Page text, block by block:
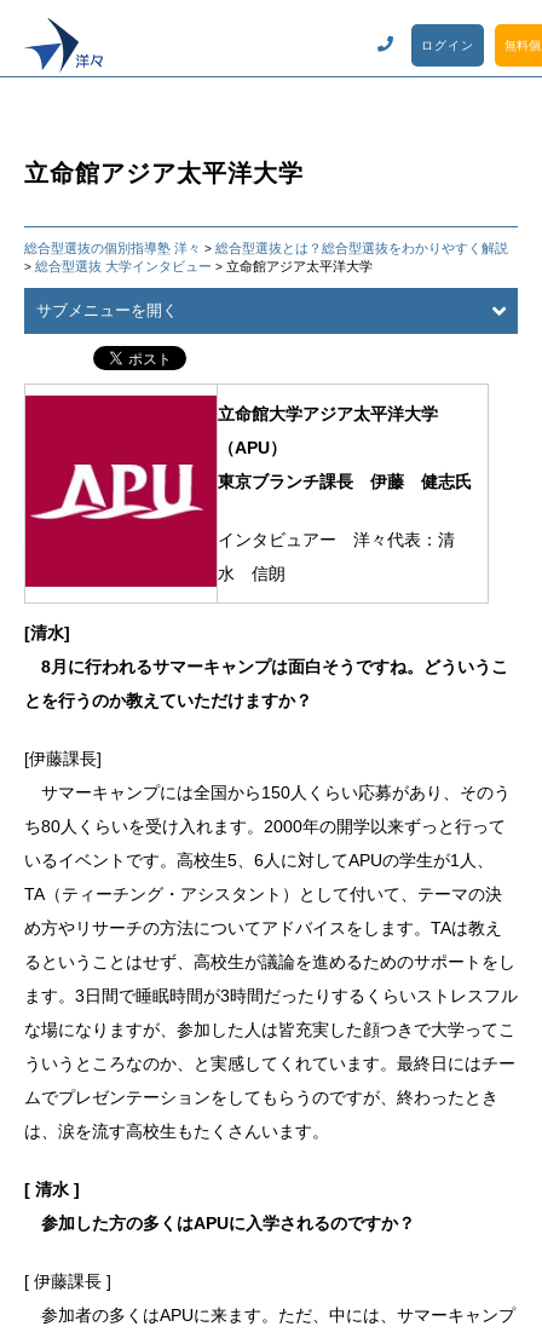
ログイン 無料
立命館アジア太平洋大学
総合型選抜の個別指導塾 洋々 > 総合型選抜とは？総合型選抜をわかりやすく解説
> 総合型選抜 大学インタビュー > 立命館アジア太平洋大学
サブメニューを開く
立命館大学アジア太平洋大学
（APU）
東京ブランチ課長 伊藤 健志氏
インタビュアー 洋々代表：清
水 信朗
[清水]
8月に行われるサマーキャンプは面白そうですね。どういうこ
とを行うのか教えていただけますか？
[伊藤課長]
サマーキャンプには全国から150人くらい応募があり、そのう
ち80人くらいを受け入れます。2000年の開学以来ずっと行って
いるイベントです。高校生5、6人に対してAPUの学生が1人、
TA（ティーチング・アシスタント）として付いて、テーマの決
め方やリサーチの方法についてアドバイスをします。TAは教え
るということはせず、高校生が議論を進めるためのサポートをし
ます。3日間で睡眠時間が3時間だったりするくらいストレスフル
な場になりますが、参加した人は皆充実した顔つきで大学ってこ
ういうところなのか、と実感してくれています。最終日にはチー
ムでプレゼンテーションをしてもらうのですが、終わったとき
は、涙を流す高校生もたくさんいます。
[ 清水 ]
参加した方の多くはAPUに入学されるのですか？
[ 伊藤課長 ]
参加者の多くはAPUに来ます。ただ、中には、サマーキャンプ